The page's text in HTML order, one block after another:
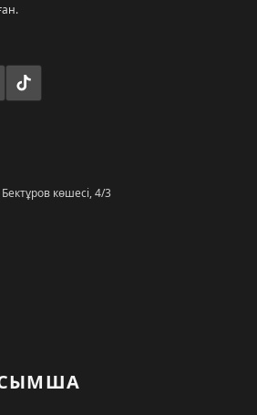
көшесі, 4/3